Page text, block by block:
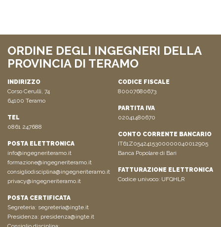
ORDINE DEGLI INGEGNERI DELLA
PROVINCIA DI TERAMO
INDIRIZZO
Corso Cerulli, 74
64100 Teramo
TEL
0861 247688
POSTA ELETTRONICA
info@ingegneriteramo.it
formazione@ingegneriteramo.it
consigliodisciplina@ingegneriteramo.it
privacy@ingegneriteramo.it
POSTA CERTIFICATA
Segreteria: segreteria@ingte.it
Presidenza: presidenza@ingte.it
CODICE FISCALE
80007680673
PARTITA IVA
02041480670
CONTO CORRENTE BANCARIO
IT61Z0542415300000040012905
Banca Popolare di Bari
FATTURAZIONE ELETTRONICA
Codice univoco: UFQHLR